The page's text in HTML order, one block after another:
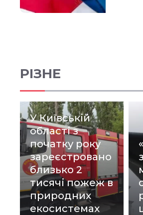
РІЗНЕ
У Київській
області з
початку року
зареєстровано
близько 2
тисячі пожеж в
природних
екосистемах